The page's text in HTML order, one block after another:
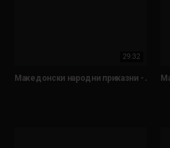
29:32
Македонски народни приказни -